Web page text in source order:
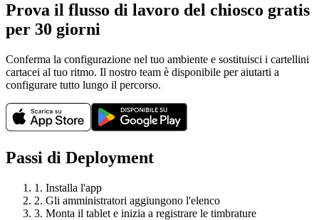
Prova il flusso di lavoro del chiosco gratis
per 30 giorni
Conferma la configurazione nel tuo ambiente e sostituisci i cartellini
cartacei al tuo ritmo. Il nostro team è disponibile per aiutarti a
configurare tutto lungo il percorso.
Passi di Deployment
1. Installa l'app
2. Gli amministratori aggiungono l'elenco
3. Monta il tablet e inizia a registrare le timbrature